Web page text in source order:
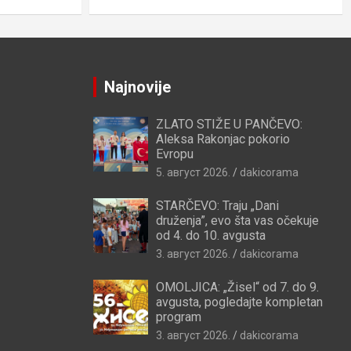
Najnovije
ZLATO STIŽE U PANČEVO:
Aleksa Rakonjac pokorio
Evropu
5. август 2026. dakicorama
STARČEVO: Traju „Dani
druženja”, evo šta vas očekuje
od 4. do 10. avgusta
3. август 2026. dakicorama
OMOLJICA: „Žisel“ od 7. do 9.
avgusta, pogledajte kompletan
program
3. август 2026. dakicorama